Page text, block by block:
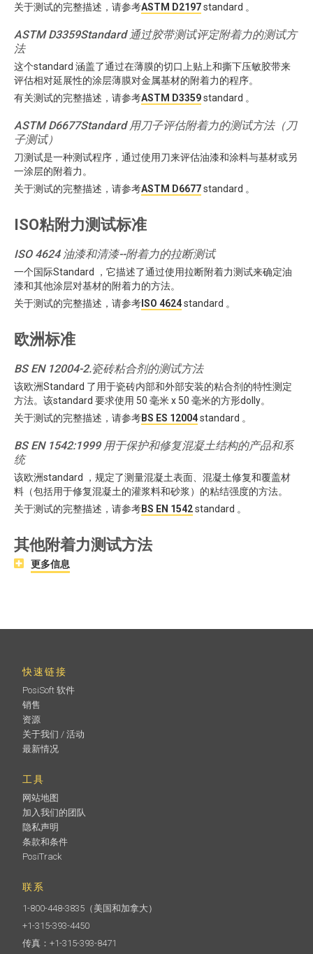
关于测试的完整描述，请参考ASTM D2197standard 。
ASTM D3359Standard 通过胶带测试评定附着力的测试方
法
这个standard 涵盖了通过在薄膜的切口上贴上和撕下压敏胶带来
评估相对延展性的涂层薄膜对金属基材的附着力的程序。
有关测试的完整描述，请参考ASTM D3359standard 。
ASTM D6677Standard 用刀子评估附着力的测试方法（刀
子测试）
刀测试是一种测试程序，通过使用刀来评估油漆和涂料与基材或另
一涂层的附着力。
关于测试的完整描述，请参考ASTM D6677standard 。
ISO粘附力测试标准
ISO 4624 油漆和清漆--附着力的拉断测试
一个国际Standard ，它描述了通过使用拉断附着力测试来确定油
漆和其他涂层对基材的附着力的方法。
关于测试的完整描述，请参考ISO 4624standard 。
欧洲标准
BS EN 12004-2.瓷砖粘合剂的测试方法
该欧洲Standard 了用于瓷砖内部和外部安装的粘合剂的特性测定
方法。该standard 要求使用 50 毫米 x 50 毫米的方形dolly。
关于测试的完整描述，请参考BS ES 12004standard 。
BS EN 1542:1999 用于保护和修复混凝土结构的产品和系
统
该欧洲standard ，规定了测量混凝土表面、混凝土修复和覆盖材
料（包括用于修复混凝土的灌浆料和砂浆）的粘结强度的方法。
关于测试的完整描述，请参考BS EN 1542standard 。
其他附着力测试方法
更多信息
快速链接
PosiSoft 软件
销售
资源
关于我们 / 活动
最新情况
工具
网站地图
加入我们的团队
隐私声明
条款和条件
PosiTrack
联系
1-800-448-3835 （美国和加拿大）
+1-315-393-4450
传真：+1-315-393-8471